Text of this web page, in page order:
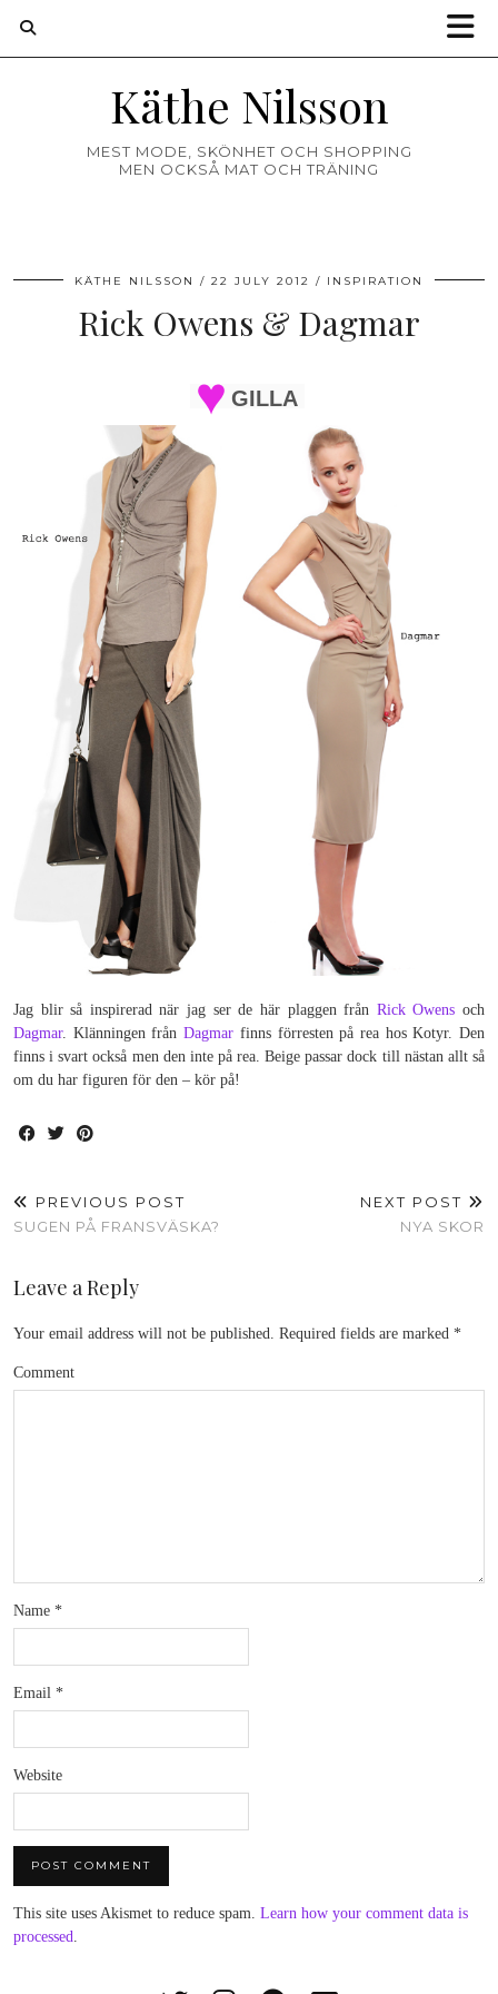
Käthe Nilsson
MEST MODE, SKÖNHET OCH SHOPPING
MEN OCKSÅ MAT OCH TRÄNING
KÄTHE NILSSON 22 JULY 2012 INSPIRATION
Rick Owens & Dagmar
GILLA
Jag blir så inspirerad när jag ser de här plaggen från Rick Owens och
Dagmar. Klänningen frånDagmar finns förresten på rea hos Kotyr. Den
finns i svart också men den inte på rea. Beige passar dock till nästan allt så
om du har figuren för den – kör på!
PREVIOUS POST
SUGEN PÅ FRANSVÄSKA?
NEXT POST
NYA SKOR
Leave a Reply
Your email address will not be published. Required fields are marked *
Comment
Name *
Email *
Website
This site uses Akismet to reduce spam. Learn how your comment data is
processed